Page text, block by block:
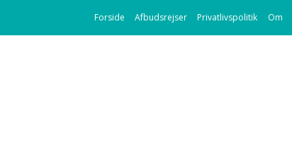
Forside Afbudsrejser Privatlivspolitik Om